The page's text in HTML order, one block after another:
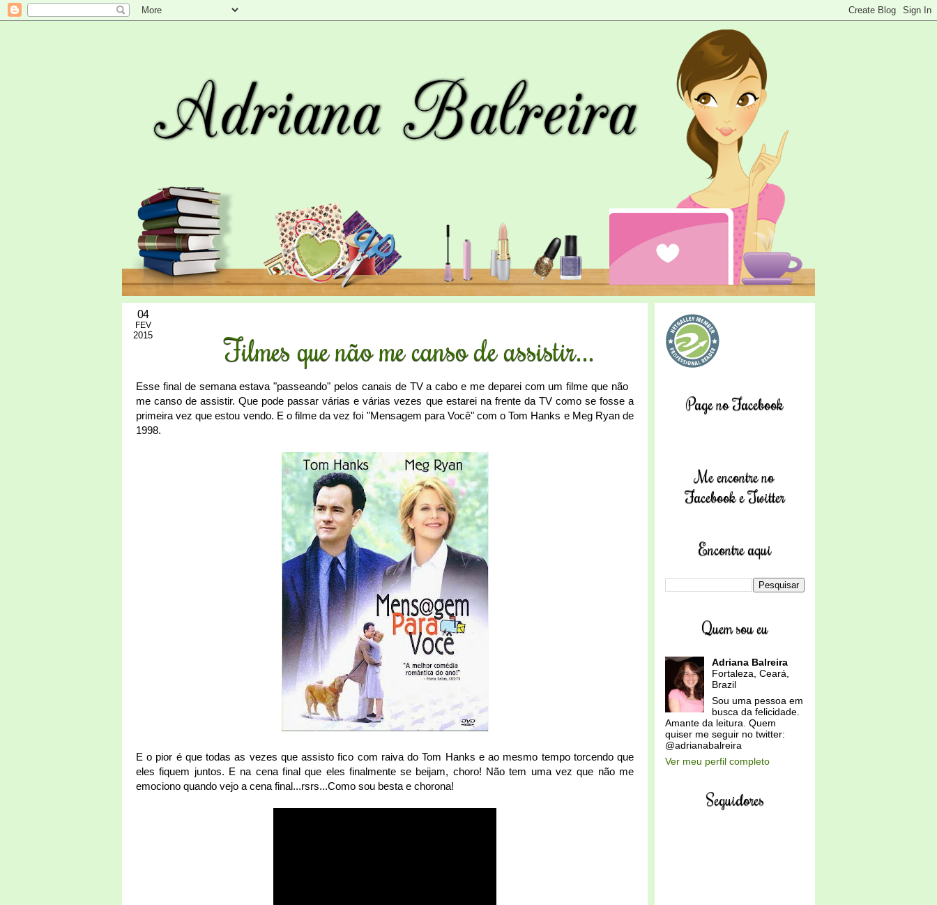
04
FEV
2015 Filmes que não me canso de assistir...
Esse final de semana estava "passeando" pelos canais de TV a cabo e me deparei com um filme que não
me canso de assistir. Que pode passar várias e várias vezes que estarei na frente da TV como se fosse a
primeira vez que estou vendo. E o filme da vez foi "Mensagem para Você" com o Tom Hanks e Meg Ryan de
1998.
E o pior é que todas as vezes que assisto fico com raiva do Tom Hanks e ao mesmo tempo torcendo que
eles fiquem juntos. E na cena final que eles finalmente se beijam, choro! Não tem uma vez que não me
emociono quando vejo a cena final...rsrs...Como sou besta e chorona!
Page no Facebook
Me encontre no
Facebook e Twitter
Encontre aqui
Quem sou eu
Adriana Balreira
Fortaleza, Ceará,
Brazil
Sou uma pessoa em
busca da felicidade.
Amante da leitura. Quem
quiser me seguir no twitter:
@adrianabalreira
Ver meu perfil completo
Seguidores